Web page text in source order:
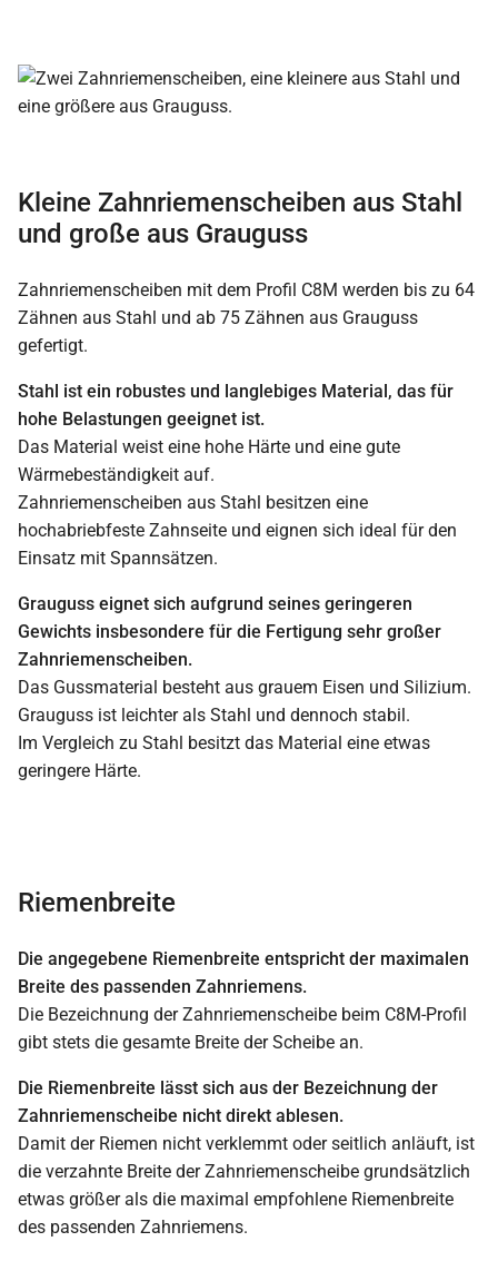
Kleine Zahnriemenscheiben aus Stahl
und große aus Grauguss
Zahnriemenscheiben mit dem Profil C8M werden bis zu 64
Zähnen aus Stahl und ab 75 Zähnen aus Grauguss
gefertigt.
Stahl ist ein robustes und langlebiges Material, das für
hohe Belastungen geeignet ist.
Das Material weist eine hohe Härte und eine gute
Wärmebeständigkeit auf.
Zahnriemenscheiben aus Stahl besitzen eine
hochabriebfeste Zahnseite und eignen sich ideal für den
Einsatz mit Spannsätzen.
Grauguss eignet sich aufgrund seines geringeren
Gewichts insbesondere für die Fertigung sehr großer
Zahnriemenscheiben.
Das Gussmaterial besteht aus grauem Eisen und Silizium.
Grauguss ist leichter als Stahl und dennoch stabil.
Im Vergleich zu Stahl besitzt das Material eine etwas
geringere Härte.
Riemenbreite
Die angegebene Riemenbreite entspricht der maximalen
Breite des passenden Zahnriemens.
Die Bezeichnung der Zahnriemenscheibe beim C8M-Profil
gibt stets die gesamte Breite der Scheibe an.
Die Riemenbreite lässt sich aus der Bezeichnung der
Zahnriemenscheibe nicht direkt ablesen.
Damit der Riemen nicht verklemmt oder seitlich anläuft, ist
die verzahnte Breite der Zahnriemenscheibe grundsätzlich
etwas größer als die maximal empfohlene Riemenbreite
des passenden Zahnriemens.